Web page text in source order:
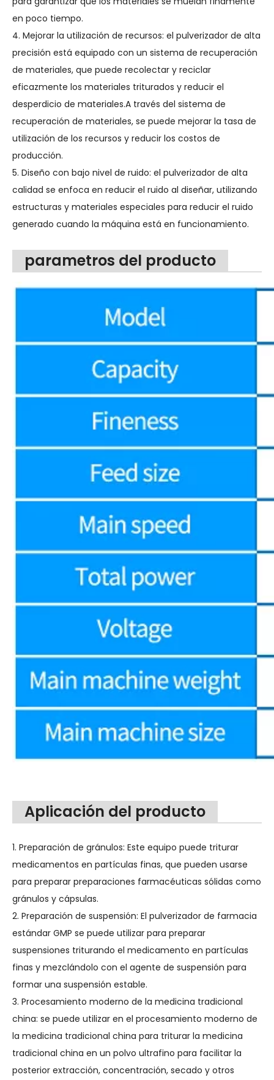
en poco tiempo.
4. Mejorar la utilización de recursos: el pulverizador de alta
precisión está equipado con un sistema de recuperación
de materiales, que puede recolectar y reciclar
eficazmente los materiales triturados y reducir el
desperdicio de materiales.A través del sistema de
recuperación de materiales, se puede mejorar la tasa de
utilización de los recursos y reducir los costos de
producción.
5. Diseño con bajo nivel de ruido: el pulverizador de alta
calidad se enfoca en reducir el ruido al diseñar, utilizando
estructuras y materiales especiales para reducir el ruido
generado cuando la máquina está en funcionamiento.
parametros del producto
Aplicación del producto
1. Preparación de gránulos: Este equipo puede triturar
medicamentos en partículas finas, que pueden usarse
para preparar preparaciones farmacéuticas sólidas como
gránulos y cápsulas.
2. Preparación de suspensión: El pulverizador de farmacia
estándar GMP se puede utilizar para preparar
suspensiones triturando el medicamento en partículas
finas y mezclándolo con el agente de suspensión para
formar una suspensión estable.
3. Procesamiento moderno de la medicina tradicional
china: se puede utilizar en el procesamiento moderno de
la medicina tradicional china para triturar la medicina
tradicional china en un polvo ultrafino para facilitar la
posterior extracción, concentración, secado y otros